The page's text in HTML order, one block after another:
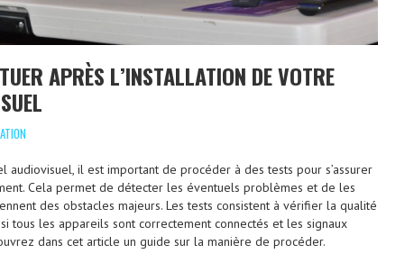
APRÈS L’INSTALLATION DE VOTRE
audiovisuel, il est important de procéder à des tests pour s’assurer
Cela permet de détecter les éventuels problèmes et de les
des obstacles majeurs. Les tests consistent à vérifier la qualité
tous les appareils sont correctement connectés et les signaux
dans cet article un guide sur la manière de procéder.